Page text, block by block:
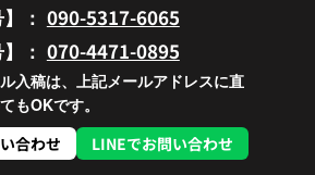
： 090-5317-6065
： 070-4471-0895
入稿は、上記メールアドレスに直
もOKです。
合わせ
LINEでお問い合わせ